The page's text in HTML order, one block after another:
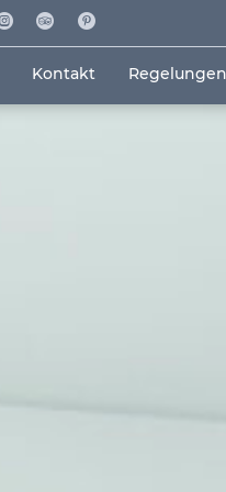
Kontakt